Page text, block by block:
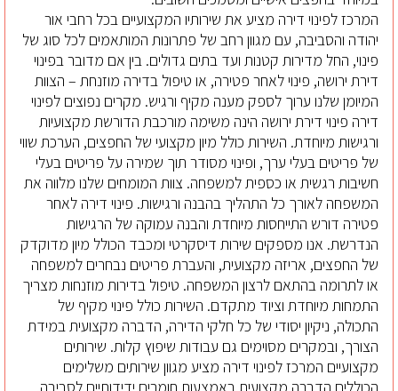
המרכז לפינוי דירה מציע את שירותיו המקצועיים בכל רחבי אור
יהודה והסביבה, עם מגוון רחב של פתרונות המותאמים לכל סוג של
פינוי, החל מדירות קטנות ועד בתים גדולים. בין אם מדובר בפינוי
דירת ירושה, פינוי לאחר פטירה, או טיפול בדירה מוזנחת – הצוות
המיומן שלנו ערוך לספק מענה מקיף ורגיש. מקרים נפוצים לפינוי
דירה פינוי דירת ירושה הינה משימה מורכבת הדורשת מקצועיות
ורגישות מיוחדת. השירות כולל מיון מקצועי של החפצים, הערכת שווי
של פריטים בעלי ערך, ופינוי מסודר תוך שמירה על פריטים בעלי
חשיבות רגשית או כספית למשפחה. צוות המומחים שלנו מלווה את
המשפחה לאורך כל התהליך בהבנה ורגישות. פינוי דירה לאחר
פטירה דורש התייחסות מיוחדת והבנה עמוקה של הרגישות
הנדרשת. אנו מספקים שירות דיסקרטי ומכבד הכולל מיון מדוקדק
של החפצים, אריזה מקצועית, והעברת פריטים נבחרים למשפחה
או לתרומה בהתאם לרצון המשפחה. טיפול בדירות מוזנחות מצריך
התמחות מיוחדת וציוד מתקדם. השירות כולל פינוי מקיף של
התכולה, ניקיון יסודי של כל חלקי הדירה, הדברה מקצועית במידת
הצורך, ובמקרים מסוימים גם עבודות שיפוץ קלות. שירותים
מקצועיים המרכז לפינוי דירה מציע מגוון שירותים משלימים
הכוללים הדברה מקצועית באמצעות חומרים ידידותיים לסביבה,